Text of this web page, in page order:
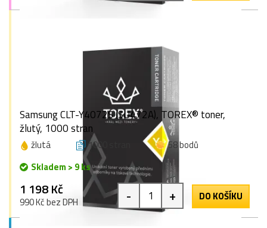
Samsung CLT-Y4072S (SU472A), TOREX® toner,
žlutý, 1000 stran
žlutá 1000 stran
58 bodů
Skladem > 9 ks
1 198 Kč
990 Kč bez DPH - + DO KOŠÍKU